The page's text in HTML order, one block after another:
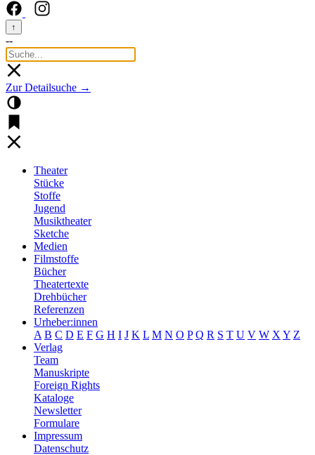
↑
--
Zur Detailsuche →
Theater
Stücke
Stoffe
Jugend
Musiktheater
Sketche
Medien
Filmstoffe
Bücher
Theatertexte
Drehbücher
Referenzen
Urheber:innen
A B C D E F G H I J K L M N O P Q R S T U V W X Y Z
Verlag
Team
Manuskripte
Foreign Rights
Kataloge
Newsletter
Formulare
Impressum
Datenschutz